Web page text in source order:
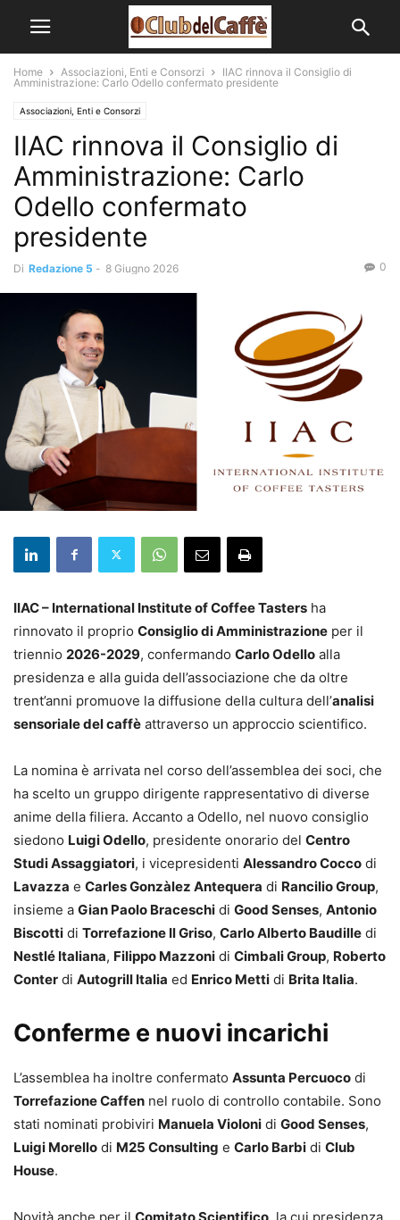
Home Associazioni, Enti e Consorzi
IIAC rinnova il Consiglio di
Amministrazione: Carlo Odello confermato presidente
Associazioni, Enti e Consorzi
IIAC rinnova il Consiglio di
Amministrazione: Carlo
Odello confermato
presidente
Di Redazione 5 - 8 Giugno 2026 0
IIAC – International Institute of Coffee Tasters ha
rinnovato il proprio Consiglio di Amministrazione per il
triennio 2026-2029, confermando Carlo Odello alla
presidenza e alla guida dell’associazione che da oltre
trent’anni promuove la diffusione della cultura dell’analisi
sensoriale del caffè attraverso un approccio scientifico.
La nomina è arrivata nel corso dell’assemblea dei soci, che
ha scelto un gruppo dirigente rappresentativo di diverse
anime della filiera. Accanto a Odello, nel nuovo consiglio
siedono Luigi Odello, presidente onorario del Centro
Studi Assaggiatori, i vicepresidenti Alessandro Cocco di
Lavazza e Carles Gonzàlez Antequera di Rancilio Group,
insieme a Gian Paolo Braceschi di Good Senses, Antonio
Biscotti di Torrefazione Il Griso, Carlo Alberto Baudille di
Nestlé Italiana, Filippo Mazzoni di Cimbali Group, Roberto
Conter di Autogrill Italia ed Enrico Metti di Brita Italia.
Conferme e nuovi incarichi
L’assemblea ha inoltre confermato Assunta Percuoco di
Torrefazione Caffen nel ruolo di controllo contabile. Sono
stati nominati probiviri Manuela Violoni di Good Senses,
Luigi Morello di M25 Consulting e Carlo Barbi di Club
House.